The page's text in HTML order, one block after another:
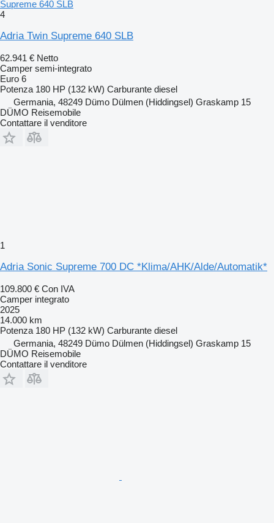
Supreme 640 SLB
4
Adria Twin Supreme 640 SLB
62.941 € Netto
Camper semi-integrato
Euro 6
Potenza 180 HP (132 kW) Carburante diesel
Germania, 48249 Dümo Dülmen (Hiddingsel) Graskamp 15
DÜMO Reisemobile
Contattare il venditore
1
Adria Sonic Supreme 700 DC *Klima/AHK/Alde/Automatik*
109.800 € Con IVA
Camper integrato
2025
14.000 km
Potenza 180 HP (132 kW) Carburante diesel
Germania, 48249 Dümo Dülmen (Hiddingsel) Graskamp 15
DÜMO Reisemobile
Contattare il venditore